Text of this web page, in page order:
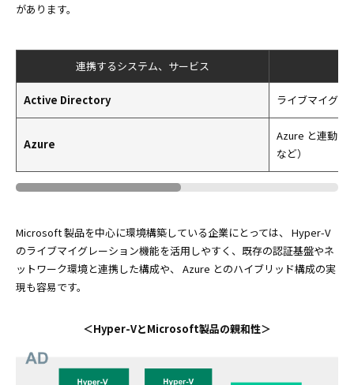
があります。
連携するシステム、サービス
Active Directory ライブマイグレ
Azure
Azure と連動し
など）
Microsoft 製品を中心に環境構築している企業にとっては、 Hyper-V
のライブマイグレーション機能を活用しやすく、既存の認証基盤やネ
ットワーク環境と連携した構成や、 Azure とのハイブリッド構成の実
現も容易です。
＜Hyper-VとMicrosoft製品の親和性＞